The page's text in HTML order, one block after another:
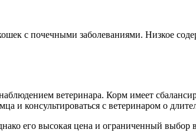
с почечными заболеваниями. Низкое
ветеринара. Корм имеет
и консультироваться с ветеринаром о
его высокая цена и ограниченный выбор